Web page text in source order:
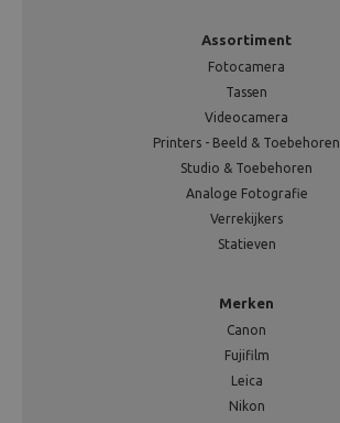
Assortiment
Fotocamera
Tassen
Videocamera
Printers - Beeld & Toebehoren
Studio & Toebehoren
Analoge Fotografie
Verrekijkers
Statieven
Merken
Canon
Fujifilm
Leica
Nikon